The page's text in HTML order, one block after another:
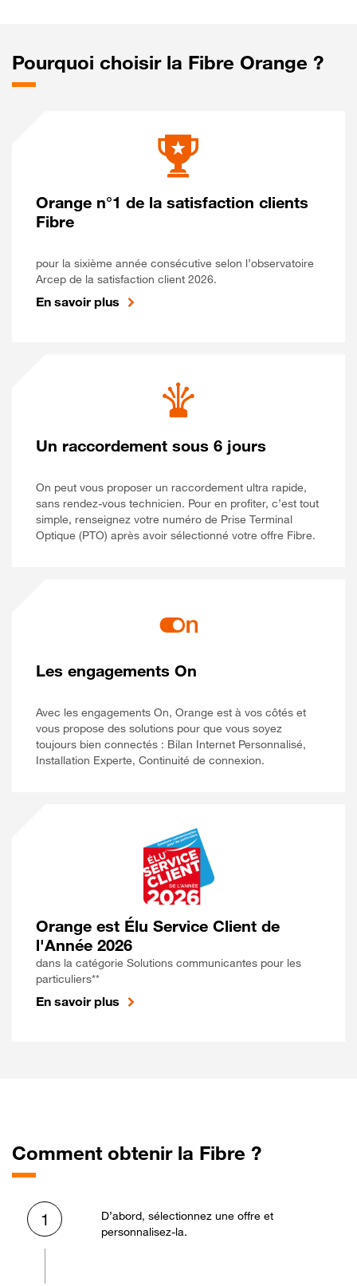
Pourquoi choisir la Fibre Orange ?
Orange n°1 de la satisfaction clients
Fibre
pour la sixième année consécutive selon l’observatoire
Arcep de la satisfaction client 2026.
En savoir plus
Un raccordement sous 6 jours
On peut vous proposer un raccordement ultra rapide,
sans rendez-vous technicien. Pour en profiter, c’est tout
simple, renseignez votre numéro de Prise Terminal
Optique (PTO) après avoir sélectionné votre offre Fibre.
Les engagements On
Avec les engagements On, Orange est à vos côtés et
vous propose des solutions pour que vous soyez
toujours bien connectés : Bilan Internet Personnalisé,
Installation Experte, Continuité de connexion.
Orange est Élu Service Client de
l'Année 2026
dans la catégorie Solutions communicantes pour les
particuliers**
En savoir plus
Comment obtenir la Fibre ?
1
D’abord, sélectionnez une offre et
personnalisez-la.